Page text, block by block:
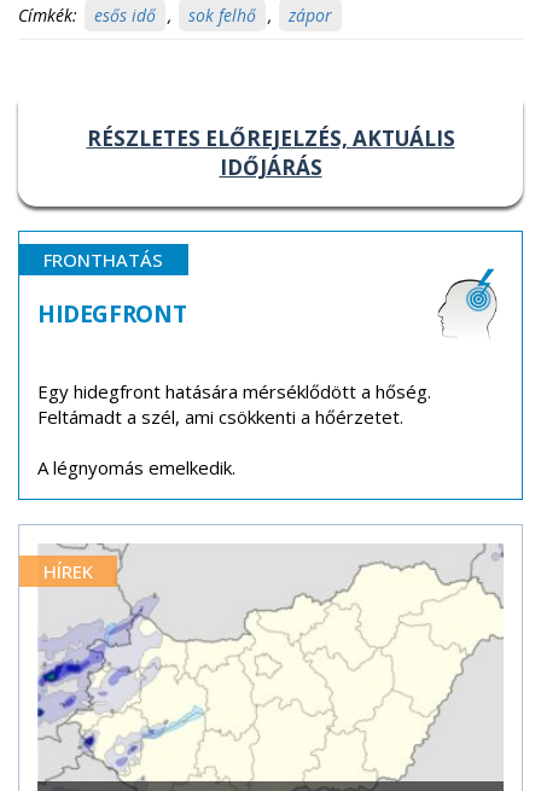
Címkék: esős idő , sok felhő , zápor
RÉSZLETES ELŐREJELZÉS, AKTUÁLIS
IDŐJÁRÁS
FRONTHATÁS
HIDEGFRONT
Egy hidegfront hatására mérséklődött a hőség.
Feltámadt a szél, ami csökkenti a hőérzetet.
A légnyomás emelkedik.
HÍREK